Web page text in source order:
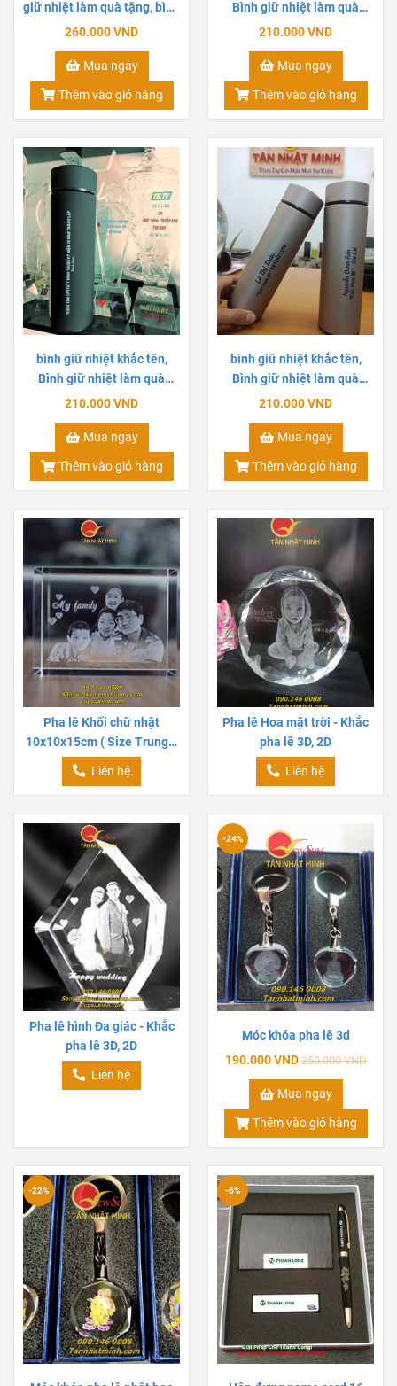
giữ nhiệt làm quà tặng, bình
giữ nhiệt khắc tên
260.000 VND
Mua ngay
Thêm vào giỏ hàng
Bình giữ nhiệt làm quà
tặng, in ấn logo công ty 3
210.000 VND
Mua ngay
Thêm vào giỏ hàng
bình giữ nhiệt khắc tên,
Bình giữ nhiệt làm quà
tặng, in ấn logo công ty 2
210.000 VND
Mua ngay
Thêm vào giỏ hàng
bình giữ nhiệt khắc tên,
Bình giữ nhiệt làm quà
tặng, in ấn logo công ty 1
210.000 VND
Mua ngay
Thêm vào giỏ hàng
Pha lê Khối chữ nhật
10x10x15cm ( Size Trung)-
Khắc pha lê 3D, 2D
Liên hệ
Pha lê Hoa mặt trời - Khắc
pha lê 3D, 2D
Liên hệ
Pha lê hình Đa giác - Khắc
pha lê 3D, 2D
Liên hệ
Móc khóa pha lê 3d
190.000 VND 250.000 VND
-24%
Mua ngay
Thêm vào giỏ hàng
-22% -6%